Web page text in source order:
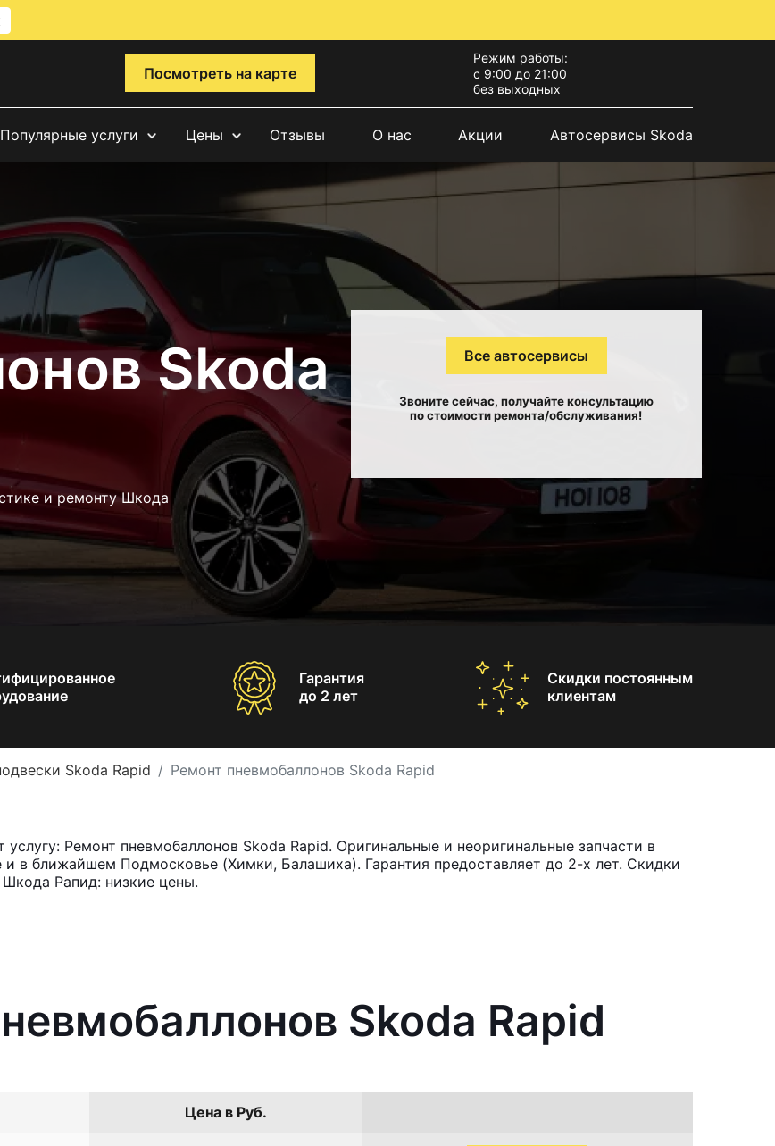
Посмотреть на карте
Режим работы:
с 9:00 до 21:00
без выходных
Популярные услуги Цены Отзывы О нас Акции Автосервисы Skoda
Skoda
и ремонту Шкода
Все автосервисы
Звоните сейчас, получайте консультацию
по стоимости ремонта/обслуживания!
Гарантия
до 2 лет
Скидки постоянным
клиентам
Skoda Rapid Ремонт пневмобаллонов Skoda Rapid
Ремонт пневмобаллонов Skoda Rapid. Оригинальные и неоригинальные запчасти в
в ближайшем Подмосковье (Химки, Балашиха). Гарантия предоставляет до 2-х лет. Скидки
Рапид: низкие цены.
Skoda Rapid
Цена в Руб.